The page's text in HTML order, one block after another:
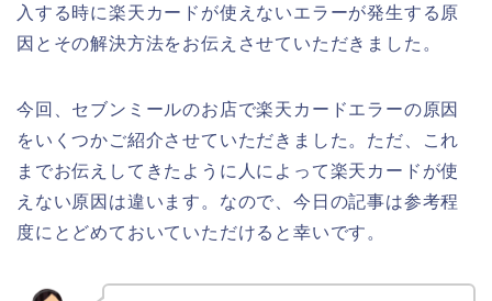
入する時に楽天カードが使えないエラーが発生する原
因とその解決方法をお伝えさせていただきました。
今回、セブンミールのお店で楽天カードエラーの原因
をいくつかご紹介させていただきました。ただ、これ
までお伝えしてきたように人によって楽天カードが使
えない原因は違います。なので、今日の記事は参考程
度にとどめておいていただけると幸いです。